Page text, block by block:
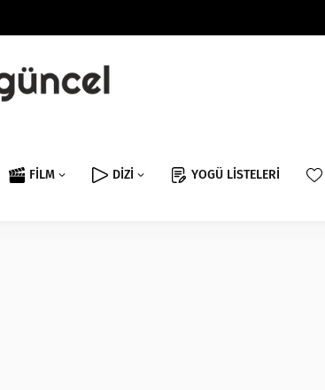
FİLM DİZİ YOGÜ LİSTELERİ